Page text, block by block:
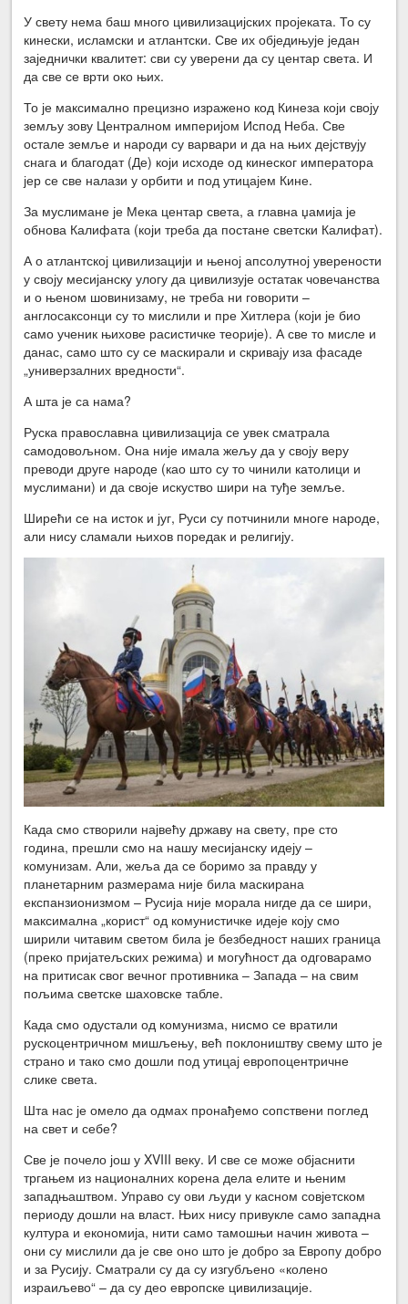
У свету нема баш много цивилизацијских пројеката. То су
кинески, исламски и атлантски. Све их обједињује један
заједнички квалитет: сви су уверени да су центар света. И
да све се врти око њих.
То је максимално прецизно изражено код Кинеза који своју
земљу зову Централном империјом Испод Неба. Све
остале земље и народи су варвари и да на њих дејствују
снага и благодат (Де) који исходе од кинеског императора
јер се све налази у орбити и под утицајем Кине.
За муслимане је Мека центар света, а главна џамија је
обнова Калифата (који треба да постане светски Калифат).
А о атлантској цивилизацији и њеној апсолутној уверености
у своју месијанску улогу да цивилизује остатак човечанства
и о њеном шовинизаму, не треба ни говорити –
англосаксонци су то мислили и пре Хитлера (који је био
само ученик њихове расистичке теорије). А све то мисле и
данас, само што су се маскирали и скривају иза фасаде
„универзалних вредности“.
А шта је са нама?
Руска православна цивилизација се увек сматрала
самодовољном. Она није имала жељу да у своју веру
преводи друге народе (као што су то чинили католици и
муслимани) и да своје искуство шири на туђе земље.
Ширећи се на исток и југ, Руси су потчинили многе народе,
али нису сламали њихов поредак и религију.
Када смо створили највећу државу на свету, пре сто
година, прешли смо на нашу месијанску идеју –
комунизам. Али, жеља да се боримо за правду у
планетарним размерама није била маскирана
експанзионизмом – Русија није морала нигде да се шири,
максимална „корист“ од комунистичке идеје коју смо
ширили читавим светом била је безбедност наших граница
(преко пријатељских режима) и могућност да одговарамо
на притисак свог вечног противника – Запада – на свим
пољима светске шаховске табле.
Када смо одустали од комунизма, нисмо се вратили
рускоцентричном мишљењу, већ поклоништву свему што је
страно и тако смо дошли под утицај европоцентричне
слике света.
Шта нас је омело да одмах пронађемо сопствени поглед
на свет и себе?
Све је почело још у XVIII веку. И све се може објаснити
тргањем из националних корена дела елите и њеним
западњаштвом. Управо су ови људи у касном совјетском
периоду дошли на власт. Њих нису привукле само западна
култура и економија, нити само тамошњи начин живота –
они су мислили да је све оно што је добро за Европу добро
и за Русију. Сматрали су да су изгубљено «колено
израиљево“ – да су део европске цивилизације.